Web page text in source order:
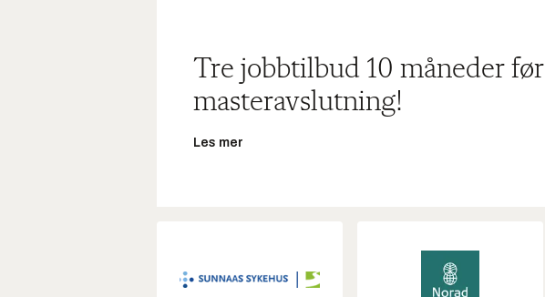
Tre jobbtilbud 10 måneder før
masteravslutning!
Les mer